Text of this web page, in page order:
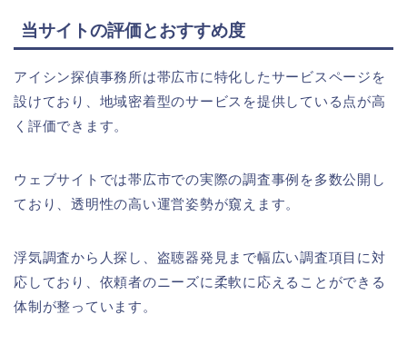
当サイトの評価とおすすめ度
アイシン探偵事務所は帯広市に特化したサービスページを
設けており、地域密着型のサービスを提供している点が高
く評価できます。
ウェブサイトでは帯広市での実際の調査事例を多数公開し
ており、透明性の高い運営姿勢が窺えます。
浮気調査から人探し、盗聴器発見まで幅広い調査項目に対
応しており、依頼者のニーズに柔軟に応えることができる
体制が整っています。